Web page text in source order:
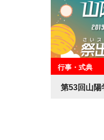
行事・式典
第53回山陽